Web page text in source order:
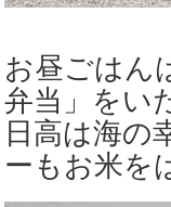
お昼ごはん
弁当」をい
日高は海の
ーもお米を